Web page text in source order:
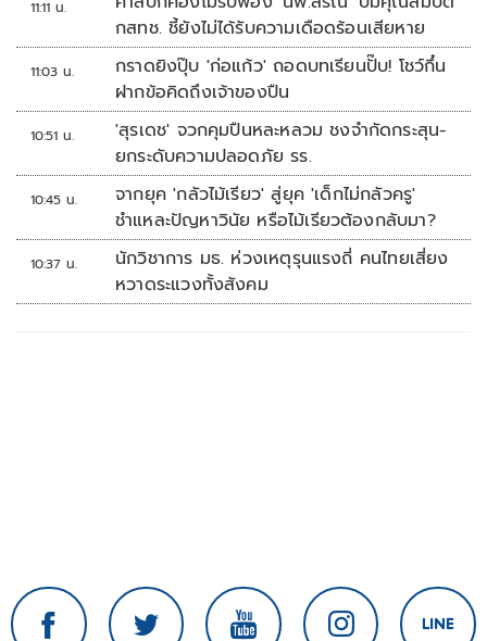
11:11 น.
กสทช. ชี้ยังไม่ได้รับความเดือดร้อนเสียหาย
11:03 น.
กราดยิงปุ๊บ 'ก่อแก้ว' ถอดบทเรียนปั๊บ! โชว์กึ๋น
ฝากข้อคิดถึงเจ้าของปืน
10:51 น.
'สุรเดช' จวกคุมปืนหละหลวม ชงจำกัดกระสุน-
ยกระดับความปลอดภัย รร.
10:45 น.
จากยุค 'กลัวไม้เรียว' สู่ยุค 'เด็กไม่กลัวครู'
ชำแหละปัญหาวินัย หรือไม้เรียวต้องกลับมา?
10:37 น.
นักวิชาการ มธ. ห่วงเหตุรุนแรงถี่ คนไทยเสี่ยง
หวาดระแวงทั้งสังคม